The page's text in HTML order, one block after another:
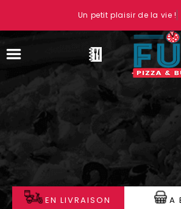
Un petit plaisir de la vie !
ACCUEIL
LA CARTE
VOTRE COMPTE
EN LIVRAISON A